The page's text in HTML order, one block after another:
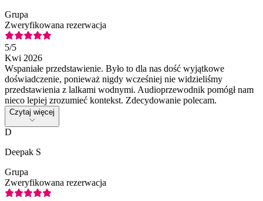
Grupa
Zweryfikowana rezerwacja
5/5
Kwi 2026
Wspaniałe przedstawienie. Było to dla nas dość wyjątkowe
doświadczenie, ponieważ nigdy wcześniej nie widzieliśmy
przedstawienia z lalkami wodnymi. Audioprzewodnik pomógł nam
nieco lepiej zrozumieć kontekst. Zdecydowanie polecam.
Czytaj więcej
D
Deepak S
Grupa
Zweryfikowana rezerwacja